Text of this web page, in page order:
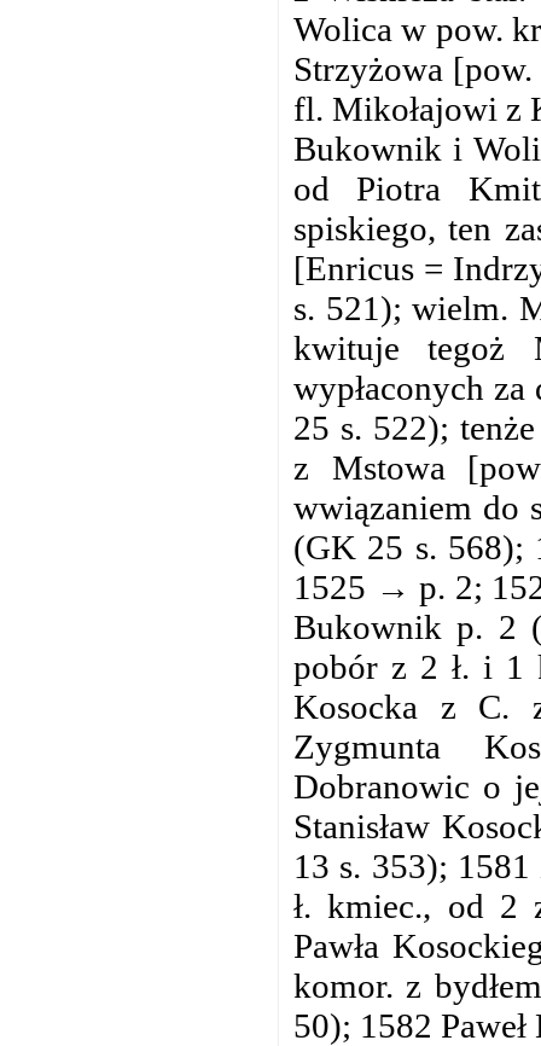
Wolica w pow.
Strzyżowa
fl. Mikołajowi z
Bukownik i
od Piotra
spiskiego, ten
[Enricus =
s. 521); wielm.
kwituje tegoż
wypłaconych
25 s. 522);
z Mstowa
wwiązaniem do
(GK 25 s.
1525 → p. 2;
Bukownik p. 2
pobór z 2 ł. i 1
Kosocka z C.
Zygmunta
Dobranowic o
Stanisław
13 s. 353);
ł. kmiec., od
Pawła
komor. z
50); 1582